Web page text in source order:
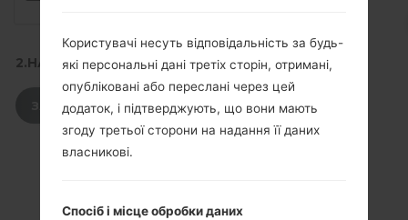
2.НАТИСНІТЬ, ЩОБ ЗАВАНТАЖИТИ
ЗАВАНТАЖИТИ
Користувачі несуть відповідальність за будь-
які персональні дані третіх сторін, отримані,
опубліковані або переслані через цей
додаток, і підтверджують, що вони мають
згоду третьої сторони на надання її даних
власникові.
Спосіб і місце обробки даних